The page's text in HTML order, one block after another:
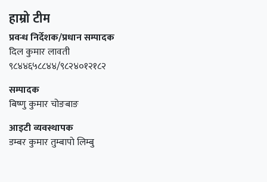
हाम्रो टीम
प्रवन्ध निर्देशक/प्रधान सम्पादक
दिल कुमार लावती
९८४४६५८८४४/९८२४०१२१८२
सम्पादक
बिष्णु कुमार चोङबाङ
आइटी व्यवस्थापक
डम्बर कुमार तुम्बापाे लिम्बु